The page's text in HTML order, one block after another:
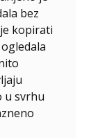
bez
kopirati
u svrhu